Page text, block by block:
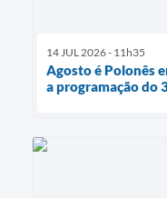
14 JUL 2026 - 11h35
Agosto é Polonês
a programação do